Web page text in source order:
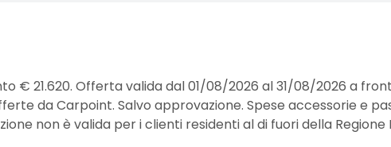
€ 21.620. Offerta valida dal 01/08/2026 al 31/08/2026 a
da Carpoint. Salvo approvazione. Spese accessorie e
non è valida per i clienti residenti al di fuori della Regione